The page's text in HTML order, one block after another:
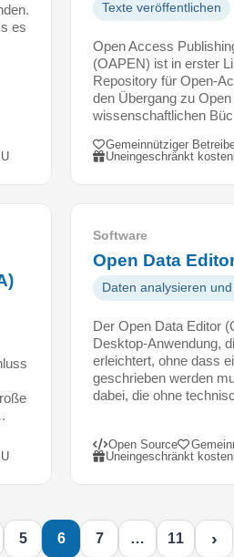
es
Texte veröffentlichen
Open Access
(OAPEN) ist in erster
Repository für Open-
den Übergang zu
wissenschaftlichen
Gemeinnütziger
Uneingeschränkt
Software
Open Data
Daten analysieren
Der Open Data Editor
Desktop-Anwendung,
erleichtert, ohne dass
geschrieben werden
dabei, die ohne
Open Source
Uneingeschränkt
5 6 7 … 11 ›